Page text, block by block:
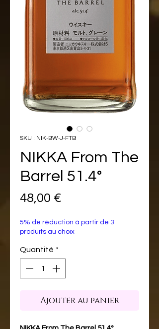
SKU : NIK-BW-J-FTB
NIKKA From The
Barrel 51.4°
48,00 €
5% de réduction à partir de 3
produits au choix
Quantité *
Ajouter au panier